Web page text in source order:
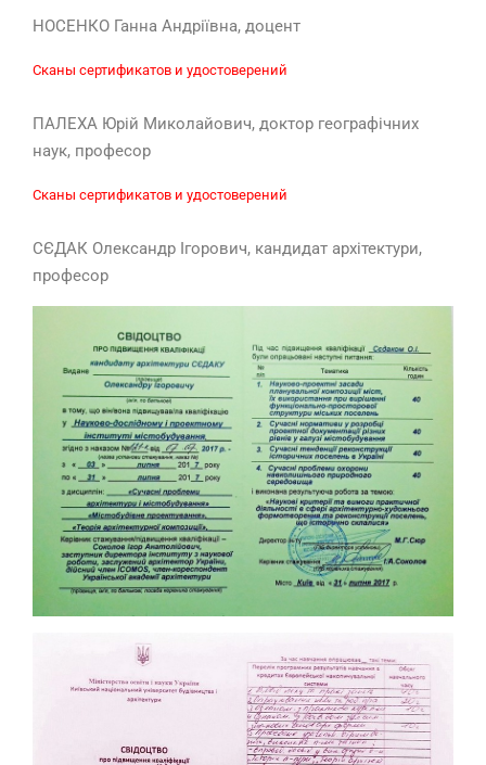
НОСЕНКО Ганна Андріївна, доцент
Сканы сертификатов и удостоверений
ПАЛЕХА Юрій Миколайович, доктор географічних
наук, професор
Сканы сертификатов и удостоверений
СЄДАК Олександр Ігорович, кандидат архітектури,
професор